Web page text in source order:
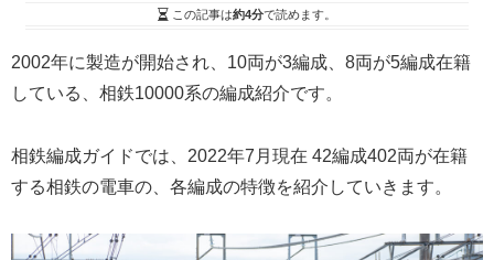
この記事は約4分で読めます。
2002年に製造が開始され、10両が3編成、8両が5編成在籍
している、相鉄10000系の編成紹介です。
相鉄編成ガイドでは、2022年7月現在 42編成402両が在籍
する相鉄の電車の、各編成の特徴を紹介していきます。